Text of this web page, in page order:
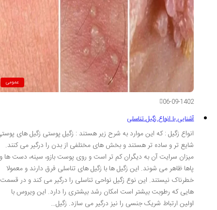
عمومی
06-09-1402
آشنایی با انواع زگیل تناسلی
انواع زگیل : که این موارد به شرح زیر هستند : زگیل پوستی زگیل های پوستی
شایع تر و ساده تر هستند و بخش های مختلفی از بدن را درگیر می کنند.
میزان سرایت آن به دیگران کم تر است و روی پوست بازو، سینه، دست ها و
پاها ظاهر می شوند. این زگیل ها با زگیل های تناسلی فرق دارند و معمولا
خطرناک نیستند. این نوع زگیل نواحی تناسلی را درگیر می کند و در قسمت
هایی که رطوبت بیشتر است امکان رشد بیشتری را دارد. این ویروس با
اولین ارتباط شریک جنسی را نیز درگیر می سازد. زگیل…